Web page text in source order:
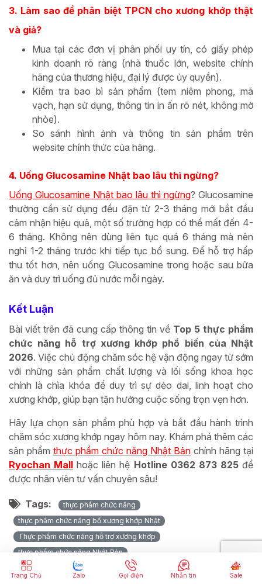
3. Làm sao để phân biệt TPCN cho xương khớp thật
và giả?
Mua tại các đơn vị phân phối uy tín, có giấy phép
kinh doanh rõ ràng (nhà thuốc lớn, website chính
hãng của thương hiệu, đại lý được ủy quyền).
Kiểm tra bao bì sản phẩm (tem niêm phong, mã
vạch, hạn sử dụng, thông tin in ấn rõ nét, không mờ
nhòe).
So sánh hình ảnh và thông tin sản phẩm trên
website chính thức của hãng.
4. Uống Glucosamine Nhật bao lâu thì ngừng?
Uống Glucosamine Nhật bao lâu thì ngừng? Glucosamine
thường cần sử dụng đều đặn từ 2-3 tháng mới bắt đầu
cảm nhận hiệu quả, một số trường hợp có thể mất đến 4-
6 tháng. Không nên dùng liên tục quá 6 tháng mà nên
nghỉ 1-2 tháng trước khi tiếp tục bổ sung. Để hỗ trợ hấp
thu tốt hơn, nên uống Glucosamine trong hoặc sau bữa
ăn và duy trì uống đủ nước mỗi ngày.
Kết Luận
Bài viết trên đã cung cấp thông tin về Top 5 thực phẩm
chức năng hỗ trợ xương khớp phổ biến của Nhật
2026. Việc chủ động chăm sóc hệ vận động ngay từ sớm
với những sản phẩm chất lượng và lối sống khoa học
chính là chìa khóa để duy trì sự dẻo dai, linh hoạt cho
xương khớp, giúp bạn tận hưởng cuộc sống trọn vẹn hơn.
Hãy lựa chọn sản phẩm phù hợp và bắt đầu hành trình
chăm sóc xương khớp ngay hôm nay. Khám phá thêm các
sản phẩm thực phẩm chức năng Nhật Bản chính hãng tại
Ryochan Mall hoặc liên hệ Hotline 0362 873 825để
được nhân viên tư vấn chuyên sâu!
Tags:
thực phẩm chức năng
thực phẩm chức năng bổ xương khớp Nhật
Thực phẩm chức năng hỗ trợ xương khớp
thực phẩm chức năng Nhật Bản
Thực phẩm chức năng xương khớp
TPCN xương khớp Nhật
Trang Chủ Zalo Gọi điện Nhắn tin Sale